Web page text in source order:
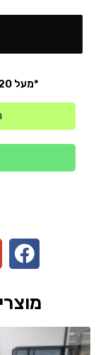
*מעל 20 יחידות – קבלו מחיר אטרקטיבי